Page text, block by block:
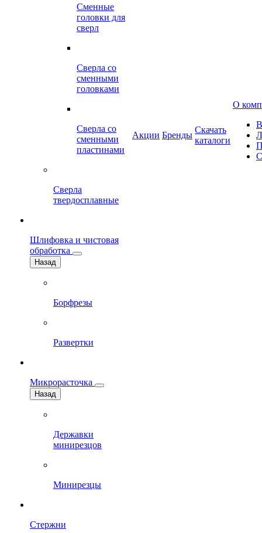
Сменные
головки для
сверл
Сверла со
сменными
головками
Сверла со
сменными
пластинами
Сверла
твердосплавные
Шлифовка и чистовая
обработка
Назад
Борфрезы
Развертки
Микрорасточка
Назад
Державки
минирезцов
Минирезцы
Стержни
Акции Бренды
Скачать
каталоги
О